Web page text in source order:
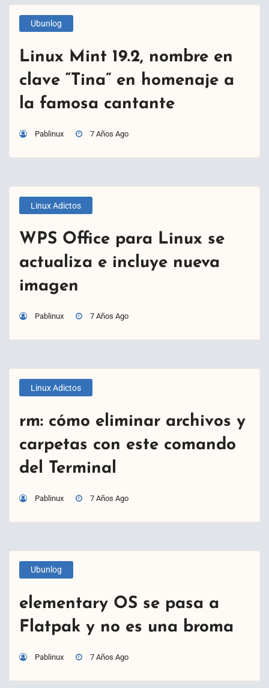
Ubunlog
Linux Mint 19.2, nombre en
clave “Tina” en homenaje a
la famosa cantante
Pablinux 7 Años Ago
Linux Adictos
WPS Office para Linux se
actualiza e incluye nueva
imagen
Pablinux 7 Años Ago
Linux Adictos
rm: cómo eliminar archivos y
carpetas con este comando
del Terminal
Pablinux 7 Años Ago
Ubunlog
elementary OS se pasa a
Flatpak y no es una broma
Pablinux 7 Años Ago